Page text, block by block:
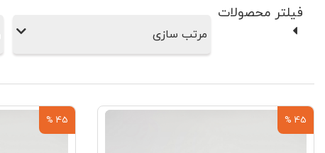
فیلتر محصولات
مرتب سازی
45 %
45 %